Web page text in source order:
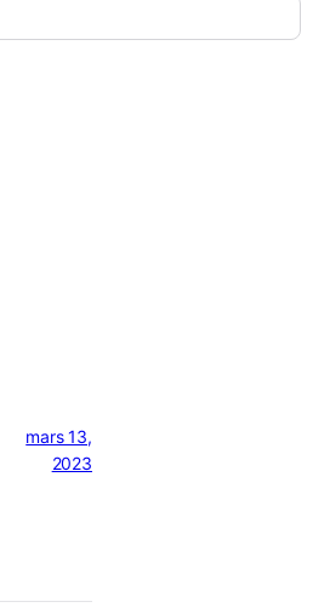
mars 13,
2023